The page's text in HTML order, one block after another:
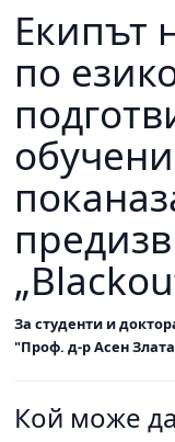
Екипът
по
За студенти и
"Проф. д-р Асен
Кой може